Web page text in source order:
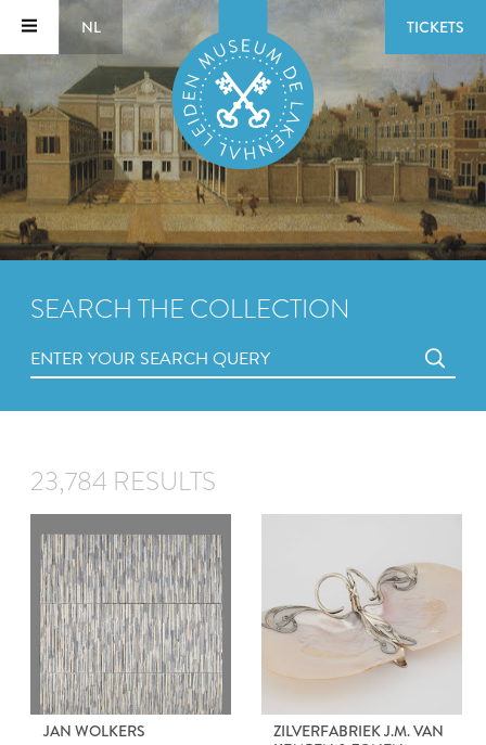
NL TICKETS
SEARCH THE COLLECTION
23,784 RESULTS
JAN WOLKERS
ZILVERFABRIEK J.M. VAN